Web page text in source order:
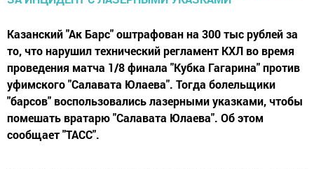
Казанский "Ак Барс" оштрафован на 300 тыс рублей за
то, что нарушил технический регламент КХЛ во время
проведения матча 1/8 финала "Кубка Гагарина" против
уфимского "Салавата Юлаева". Тогда болельщики
"барсов" воспользовались лазерными указками, чтобы
помешать вратарю "Салавата Юлаева". Об этом
сообщает "ТАСС".